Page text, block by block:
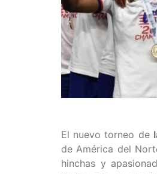
El nuevo torneo de
de América del
hinchas y